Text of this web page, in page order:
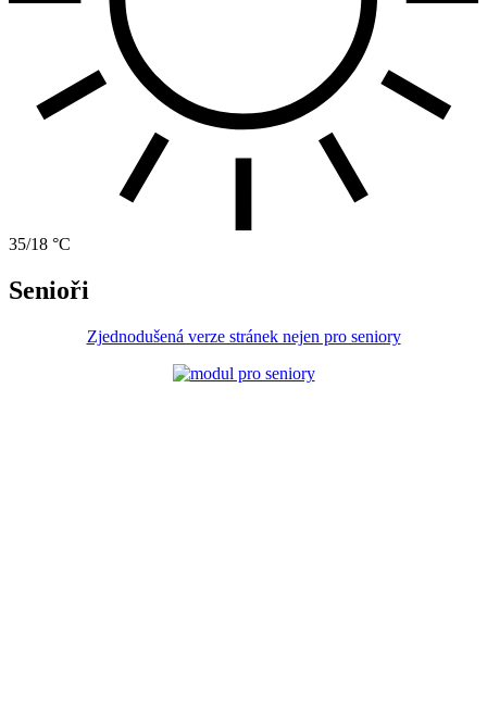
35/18 °C
Senioři
Zjednodušená verze stránek nejen pro seniory